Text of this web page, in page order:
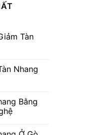
Tàn
Nhang
Bằng